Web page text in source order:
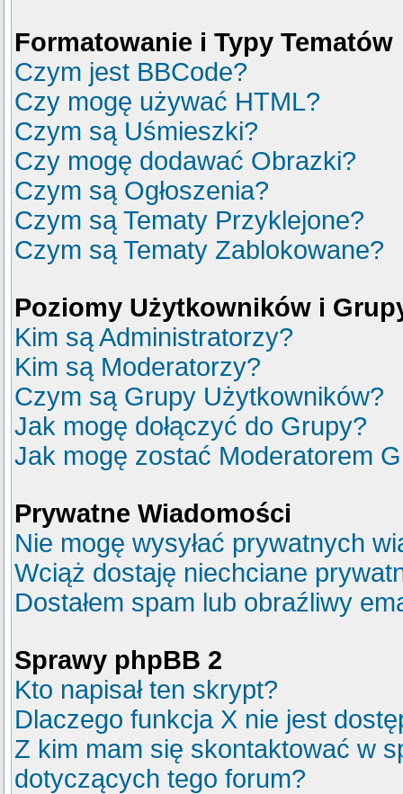
Formatowanie i Typy Tematów
Czym jest BBCode?
Czy mogę używać HTML?
Czym są Uśmieszki?
Czy mogę dodawać Obrazki?
Czym są Ogłoszenia?
Czym są Tematy Przyklejone?
Czym są Tematy Zablokowane?
Poziomy Użytkowników i
Kim są Administratorzy?
Kim są Moderatorzy?
Czym są Grupy Użytkowników?
Jak mogę dołączyć do Grupy?
Jak mogę zostać Moderatorem
Prywatne Wiadomości
Nie mogę wysyłać prywatnych
Wciąż dostaję niechciane
Dostałem spam lub obraźliwy
Sprawy phpBB 2
Kto napisał ten skrypt?
Dlaczego funkcja X nie jest
Z kim mam się skontaktować w
dotyczących tego forum?